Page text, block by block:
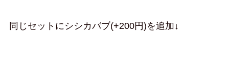
同じセットにシシカバブ(+200円)を追加↓